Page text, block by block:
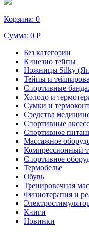
Корзина: 0
Сумма: 0 Р
Без категории
Кинезио тейпы
Ножницы Silky
Тейпы и
Спортивные
Холодо и
Сумки и
Средства
Спортивные
Спортивное
Массажное
Компрессионный
Спортивное
Термобелье
Обувь
Тренировочная
Физиотерапия и
Книги
Новинки